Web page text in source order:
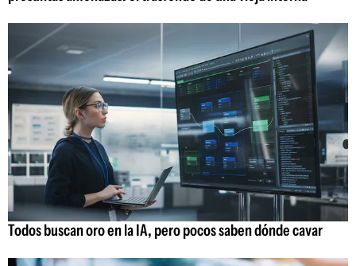
Todos buscan oro en la IA, pero pocos saben dónde cavar